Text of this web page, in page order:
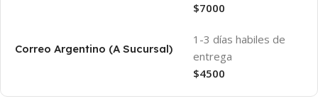
$7000
Correo Argentino (A Sucursal)
1-3 días habiles de
entrega
$4500